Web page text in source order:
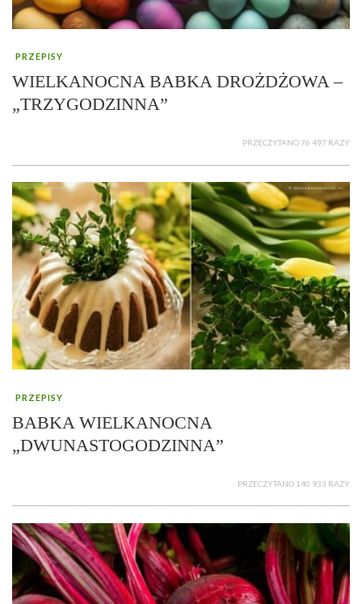
PRZEPISY
WIELKANOCNA BABKA DROŻDŻOWA –
„TRZYGODZINNA”
PRZECZYTANO 76 497 RAZY
PRZEPISY
BABKA WIELKANOCNA
„DWUNASTOGODZINNA”
PRZECZYTANO 140 933 RAZY